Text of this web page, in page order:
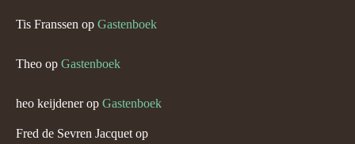
Tis Franssen op Gastenboek
Theo op Gastenboek
heo keijdenerop Gastenboek
Fred de Sevren Jacquet op